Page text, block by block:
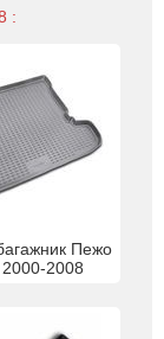
:
Пежо
2008